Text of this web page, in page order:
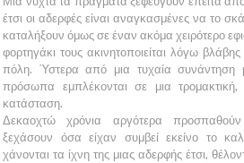
έτσι οι αδερφές είναι αναγκασμένες να το
καταλήξουν όμως σε έναν ακόμα χειρότερο
φορτηγάκι τους ακινητοποιείται λόγω
πόλη. Ύστερα από μια τυχαία συνάντηση
πρόσωπα εμπλέκονται σε μια τρομακτική,
κατάσταση.
Δεκαοχτώ χρόνια αργότερα
ξεχάσουν όσα είχαν συμβεί εκείνο το
χάνονται τα ίχνη της μιας αδερφής έτσι,